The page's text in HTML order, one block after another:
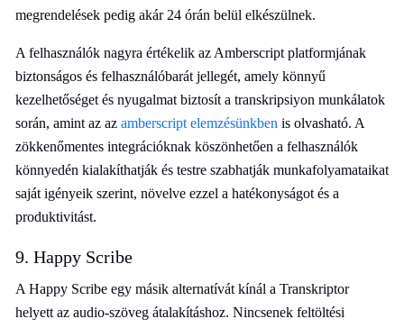
megrendelések pedig akár 24 órán belül elkészülnek.
A felhasználók nagyra értékelik az Amberscript platformjának
biztonságos és felhasználóbarát jellegét, amely könnyű
kezelhetőséget és nyugalmat biztosít a transkripsiyon munkálatok
során, amint az az amberscript elemzésünkben is olvasható. A
zökkenőmentes integrációknak köszönhetően a felhasználók
könnyedén kialakíthatják és testre szabhatják munkafolyamataikat
saját igényeik szerint, növelve ezzel a hatékonyságot és a
produktivitást.
9. Happy Scribe
A Happy Scribe egy másik alternatívát kínál a Transkriptor
helyett az audio-szöveg átalakításhoz. Nincsenek feltöltési